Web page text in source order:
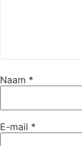
Naam *
E-mail *